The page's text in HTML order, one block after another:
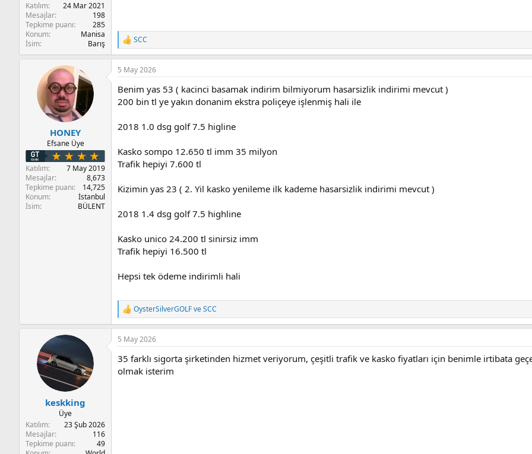
Katılım
24 Mar 2021
Mesajlar
198
Tepkime puanı
285
Konum
Manisa
İsim
Barış
T
e
p
k
l
e
SCC
HONEY
Efsane Üye
Katılım
7 May 2019
Mesajlar
8,673
Tepkime puanı
14,725
Konum
İstanbul
İsim
BÜLENT
5 May 2026
Benim yas 53 ( kacinci basamak indirim bilmiyorum hasarsizlik indirimi mevcut )
200 bin tl ye yakın donanim ekstra poliçeye işlenmiş hali ile
2018 1.0 dsg golf 7.5 higline
Kasko sompo 12.650 tl imm 35 milyon
Trafik hepiyi 7.600 tl
Kizimin yas 23 ( 2. Yil kasko yenileme ilk kademe hasarsizlik indirimi mevcut )
2018 1.4 dsg golf 7.5 highline
Kasko unico 24.200 tl sinirsiz imm
Trafik hepiyi 16.500 tl
Hepsi tek ödeme indirimli hali
T
e
p
k
l
e
OysterSilverGOLFveSCC
keskking
Üye
Katılım
23 Şub 2026
Mesajlar
116
Tepkime puanı
49
5 May 2026
35 farklı sigorta şirketinden hizmet veriyorum, çeşitli trafik ve kasko fiyatları için benimle irtibata
olmak isterim